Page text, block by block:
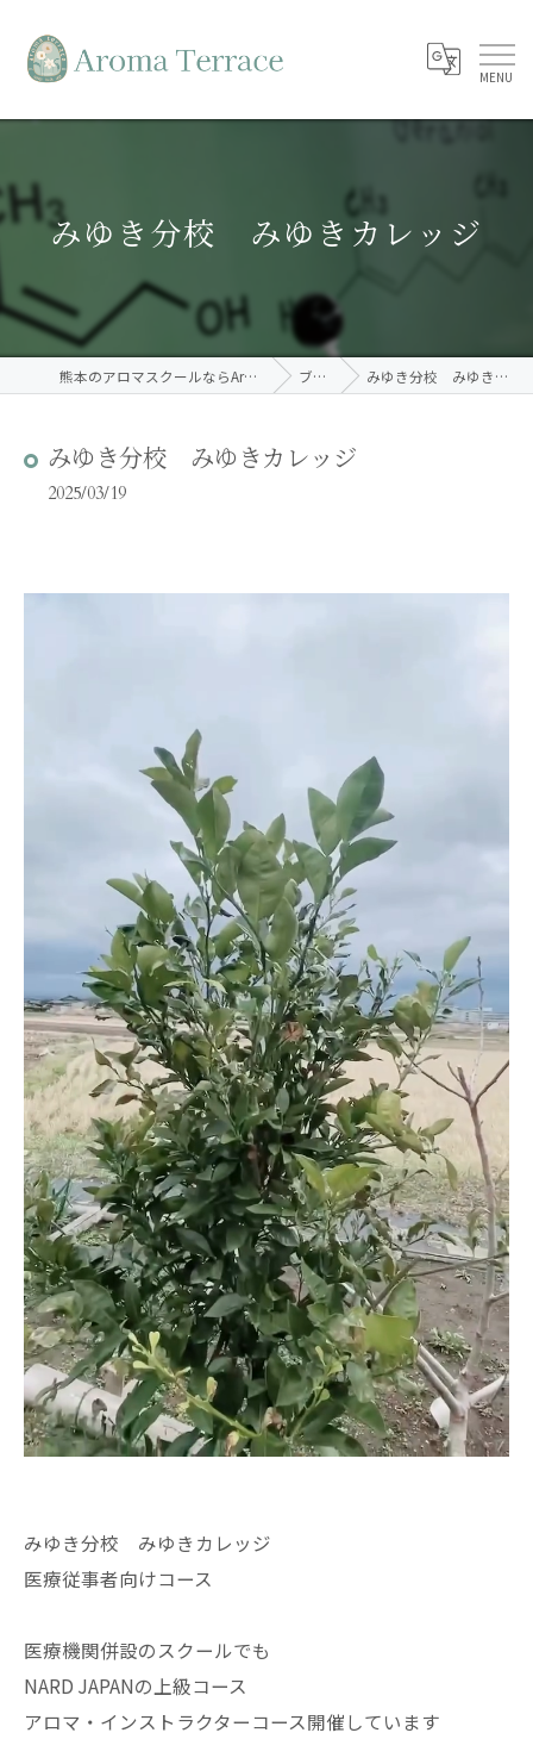
みゆき分校 みゆきカレッジ
熊本のアロマスクールならAroma Terrace ブログ みゆき分校 みゆきカレッジ
みゆき分校 みゆきカレッジ
2025/03/19
みゆき分校 みゆきカレッジ
医療従事者向けコース
医療機関併設のスクールでも
NARD JAPANの上級コース
アロマ・インストラクターコース開催しています